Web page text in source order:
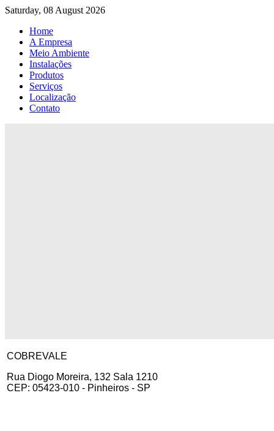
Saturday, 08 August 2026
Home
A Empresa
Meio Ambiente
Instalações
Produtos
Serviços
Localização
Contato
COBREVALE
Rua Diogo Moreira, 132 Sala 1210
CEP: 05423-010 - Pinheiros - SP